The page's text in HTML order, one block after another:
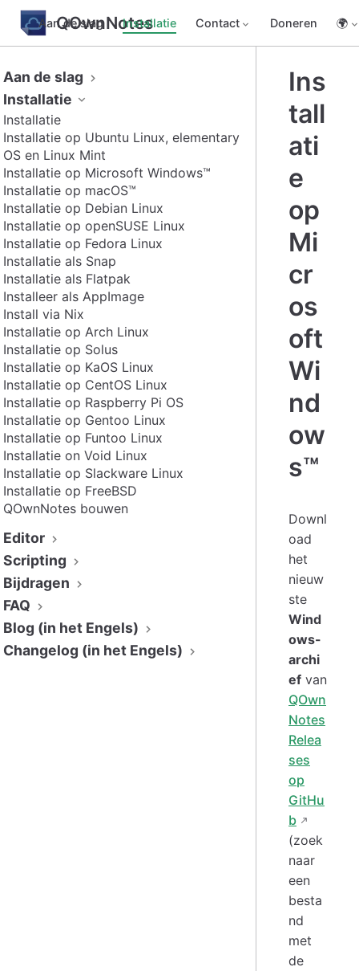
QOwnNotes
Aan de slag Installatie Contact Doneren 🌍
Aan de slag
Installatie
Installatie
Installatie op Ubuntu Linux, elementary
OS en Linux Mint
Installatie op Microsoft Windows™
Installatie op macOS™
Installatie op Debian Linux
Installatie op openSUSE Linux
Installatie op Fedora Linux
Installatie als Snap
Installatie als Flatpak
Installeer als AppImage
Install via Nix
Installatie op Arch Linux
Installatie op Solus
Installatie op KaOS Linux
Installatie op CentOS Linux
Installatie op Raspberry Pi OS
Installatie op Gentoo Linux
Installatie op Funtoo Linux
Installatie on Void Linux
Installatie op Slackware Linux
Installatie op FreeBSD
QOwnNotes bouwen
Editor
Scripting
Bijdragen
FAQ
Blog (in het Engels)
Changelog (in het Engels)
Ins
tall
ati
e
op
Mi
cr
os
oft
Wi
nd
ow
s™
Downl
oad
het
nieuw
ste
Wind
ows-
archi
ef van
QOwn
Notes
Relea
ses
op
GitHu
b
(zoek
naar
een
besta
nd
met
de